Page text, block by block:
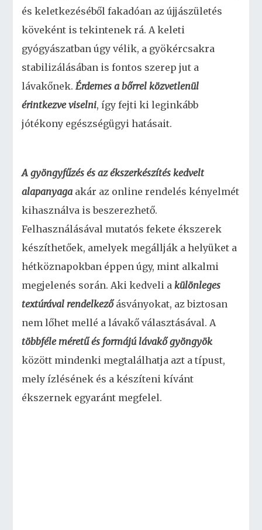
és keletkezéséből fakadóan az újjászületés
köveként is tekintenek rá. A keleti
gyógyászatban úgy vélik, a gyökércsakra
stabilizálásában is fontos szerep jut a
lávakőnek.Érdemes a bőrrel közvetlenül
érintkezve viselni, így fejti ki leginkább
jótékony egészségügyi hatásait.
A gyöngyfűzés és az ékszerkészítés kedvelt
alapanyaga akár az online rendelés kényelmét
kihasználva is beszerezhető.
Felhasználásával mutatós fekete ékszerek
készíthetőek, amelyek megállják a helyüket a
hétköznapokban éppen úgy, mint alkalmi
megjelenés során. Aki kedveli akülönleges
textúrával rendelkezőásványokat, az biztosan
nem lőhet mellé a lávakő választásával. A
többféle méretű és formájú lávakő gyöngyök
között mindenki megtalálhatja azt a típust,
mely ízlésének és a készíteni kívánt
ékszernek egyaránt megfelel.